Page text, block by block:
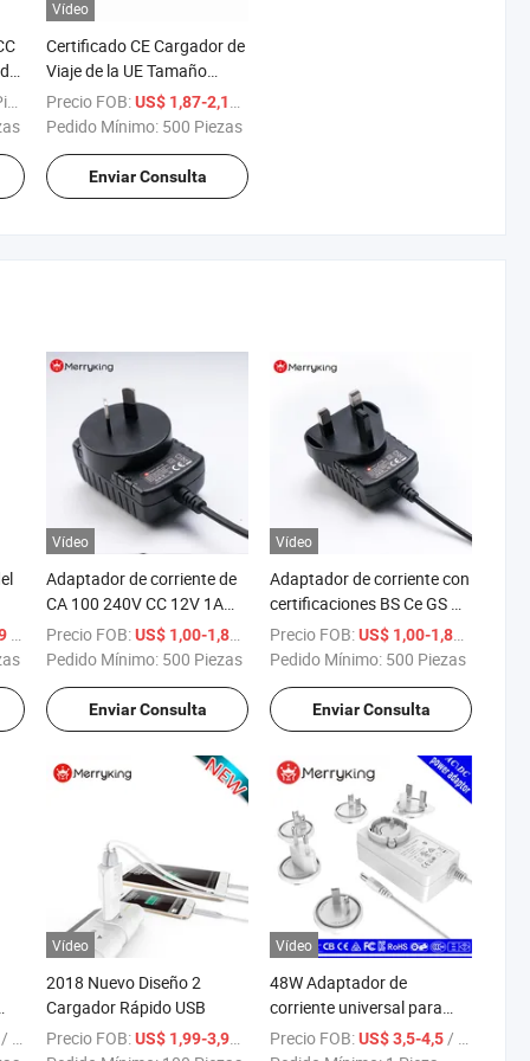
Vídeo
Certificado CE Cargador de
Viaje de la UE Tamaño
Pequeño 2 Puertos 5V 2.4A
Cargador Inteligente USB
Precio FOB:US$ 1,87-2,13
Pedido Mínimo: 500 Piezas
Enviar Consulta
/ Pieza
Vídeo
Adaptador de corriente de
CA 100 240V CC 12V 1A
Fuente de alimentación
12V Fuente de energía para
Precio FOB:US$ 1,00-1,89
/ Pieza
Pedido Mínimo: 500 Piezas
Enviar Consulta
Vídeo
Adaptador de corriente con
certificaciones BS Ce GS UL
FCC RoHS 12V 1A 5V 2A
Adaptador de corriente
Precio FOB:US$ 1,00-1,89
Pedido Mínimo: 500 Piezas
Enviar Consulta
/ Pieza
Vídeo
2018 Nuevo Diseño 2
Cargador Rápido USB
Precio FOB:US$ 1,99-3,99
/ Pieza
Vídeo
48W Adaptador de
corriente universal para
montaje en pared, muestra
Precio FOB:US$ 3,5-4,5/ Pieza